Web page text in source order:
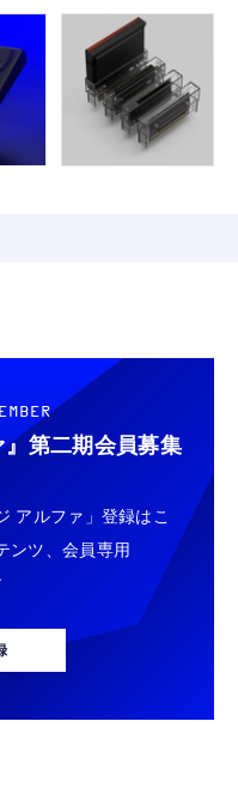
第二期会員募集
アルファ」登録はこ
ンツ、会員専用